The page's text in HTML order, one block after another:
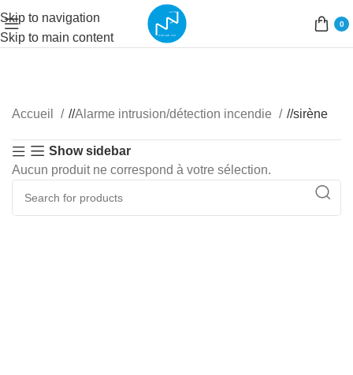
Skip to navigation
Skip to main content
0
Accueil / Alarme intrusion/détection incendie / sirène
Show sidebar
Aucun produit ne correspond à votre sélection.